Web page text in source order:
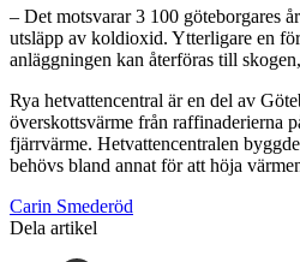
– Det motsvarar 3 100 göteborgares
utsläpp av koldioxid. Ytterligare en
anläggningen kan återföras till
Rya hetvattencentral är en del av
överskottsvärme från raffinaderierna
fjärrvärme. Hetvattencentralen
behövs bland annat för att höja
Carin Smederöd
Dela artikel